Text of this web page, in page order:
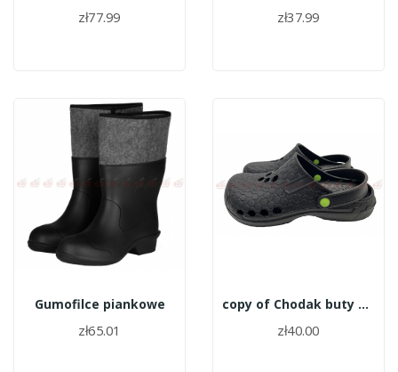
zł77.99 zł37.99
Gumofilce piankowe
zł65.01
copy of Chodak buty A001-M roz.41
zł40.00